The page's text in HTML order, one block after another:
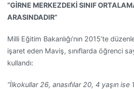
“GİRNE MERKEZDEKİ SINIF
ARASINDADIR”
Milli Eğitim Bakanlığı’nın 2015’te
işaret eden Maviş, sınıflarda öğrenci
kullandı:
“İlkokullar 26, anasıfılar 20, 4 yaşın ise